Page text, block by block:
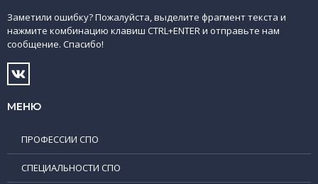
Заметили ошибку? Пожалуйста, выделите фрагмент текста и
нажмите комбинацию клавиш CTRL+ENTER и отправьте нам
сообщение. Спасибо!
МЕНЮ
ПРОФЕССИИ СПО
СПЕЦИАЛЬНОСТИ СПО